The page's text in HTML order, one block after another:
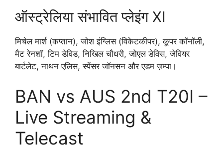
ऑस्ट्रेलिया संभावित प्लेइंग XI
मिचेल मार्श (कप्तान), जोश इंग्लिस (विकेटकीपर), कूपर कॉनॉली,
मैट रेनशॉ, टिम डेविड, निखिल चौधरी, जोएल डेविस, जेवियर
बार्टलेट, नाथन एलिस, स्पेंसर जॉनसन और एडम ज़म्पा।
BAN vs AUS 2nd T20I –
Live Streaming &
Telecast